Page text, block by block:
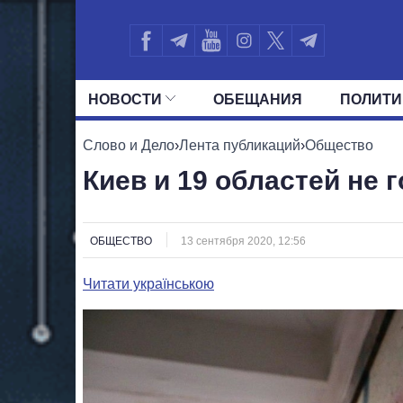
НОВОСТИ ОБЕЩАНИЯ
ВСЕ ПОЛИТИКИ ПРЕЗИДЕНТ И
Слово и Дело›Лента публикаций›Общество
Киев и 19 областей не
ОБЩЕСТВО 13 сентября 2020, 12:56
Читати українською